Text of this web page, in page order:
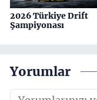
2026 Türkiye Drift
Şampiyonası
Yorumlar